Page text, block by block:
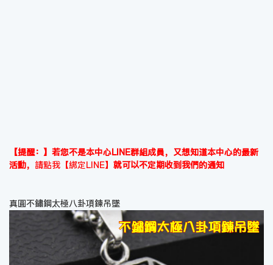
【提醒：】若您不是本中心LINE群組成員，又想知道本中心的最新
活動， 請點我【綁定LINE】 就可以不定期收到我們的通知
真圓不鏽鋼太極八卦項鍊吊墜